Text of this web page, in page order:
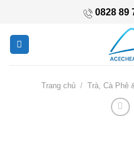
content
0828 89
Trang chủ / Trà, Cà Phê